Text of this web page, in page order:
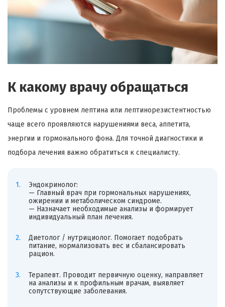
К какому врачу обращаться
Проблемы с уровнем лептина или лептинорезистентностью
чаще всего проявляются нарушениями веса, аппетита,
энергии и гормонального фона. Для точной диагностики и
подбора лечения важно обратиться к специалисту.
Эндокринолог:
— Главный врач при гормональных нарушениях,
ожирении и метаболическом синдроме.
— Назначает необходимые анализы и формирует
индивидуальный план лечения.
Диетолог / нутрициолог. Помогает подобрать
питание, нормализовать вес и сбалансировать
рацион.
Терапевт. Проводит первичную оценку, направляет
на анализы и к профильным врачам, выявляет
сопутствующие заболевания.